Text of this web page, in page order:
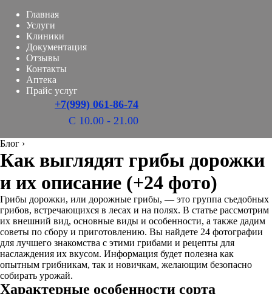
Главная
Услуги
Клиники
Документация
Отзывы
Контакты
Аптека
Прайс услуг
+7(999) 061-86-74
С 10.00 - 21.00
Блог ›
Как выглядят грибы дорожки
и их описание (+24 фото)
Грибы дорожки, или дорожные грибы, — это группа съедобных
грибов, встречающихся в лесах и на полях. В статье рассмотрим
их внешний вид, основные виды и особенности, а также дадим
советы по сбору и приготовлению. Вы найдете 24 фотографии
для лучшего знакомства с этими грибами и рецепты для
наслаждения их вкусом. Информация будет полезна как
опытным грибникам, так и новичкам, желающим безопасно
собирать урожай.
Характерные особенности сорта